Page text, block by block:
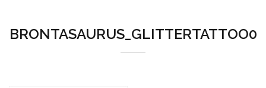
BRONTASAURUS_GLITTERTATTOO0